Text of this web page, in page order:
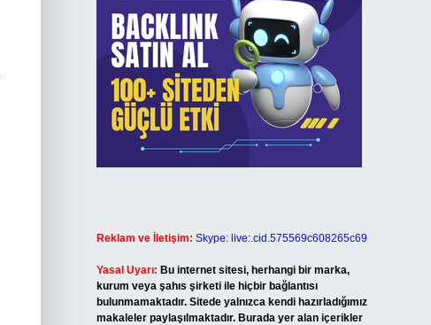
Reklam ve İletişim: Skype: live:.cid.575569c608265c69
Yasal Uyarı: Bu internet sitesi, herhangi bir marka,
kurum veya şahıs şirketi ile hiçbir bağlantısı
bulunmamaktadır. Sitede yalnızca kendi hazırladığımız
makaleler paylaşılmaktadır. Burada yer alan içerikler